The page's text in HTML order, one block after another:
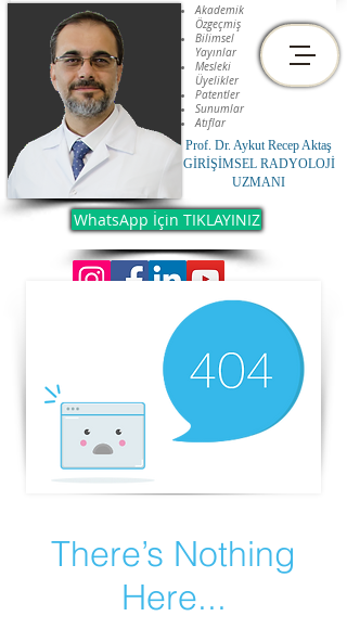
Prof. Dr. Aykut Recep Aktaş
GİRİŞİMSEL RADYOLOJİ
UZMANI
WhatsApp İçin TIKLAYINIZ
Akademik
Özgeçmiş
Bilimsel
Yayınlar
Mesleki
Üyelikler
Patentler
Sunumlar
Atıflar
There’s Nothing
Here...